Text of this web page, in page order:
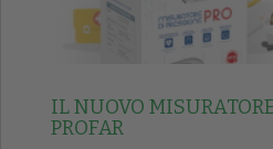
IL NUOVO
PROFAR